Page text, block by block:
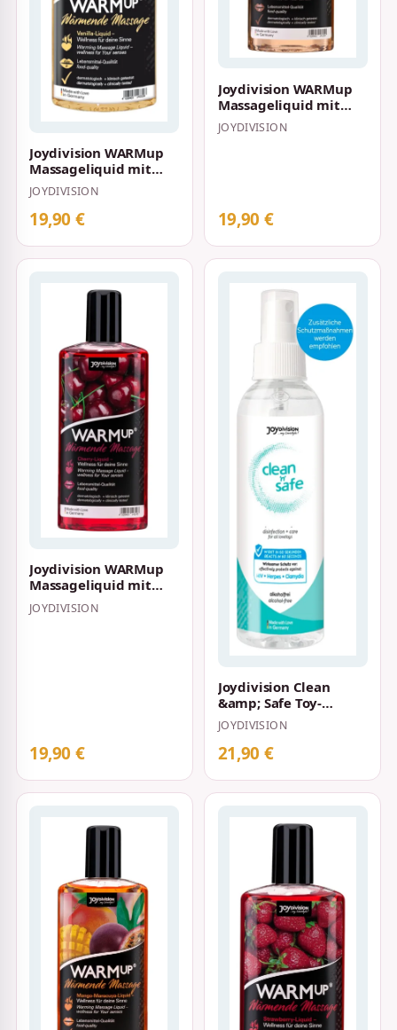
Joydivision WARMup
Massageliquid mit
Wärme-Effekt und
Vanillearoma 150…
JOYDIVISION
19,90 €
Joydivision WARMup
Massageliquid mit
Wärme-Effekt und
Karamell-Aroma 1…
JOYDIVISION
19,90 €
Joydivision WARMup
Massageliquid mit
Wärme-Effekt und
Kirscharoma 150…
JOYDIVISION
19,90 €
Joydivision Clean
&amp; Safe Toy-
Cleaner 200 ml
JOYDIVISION
21,90 €